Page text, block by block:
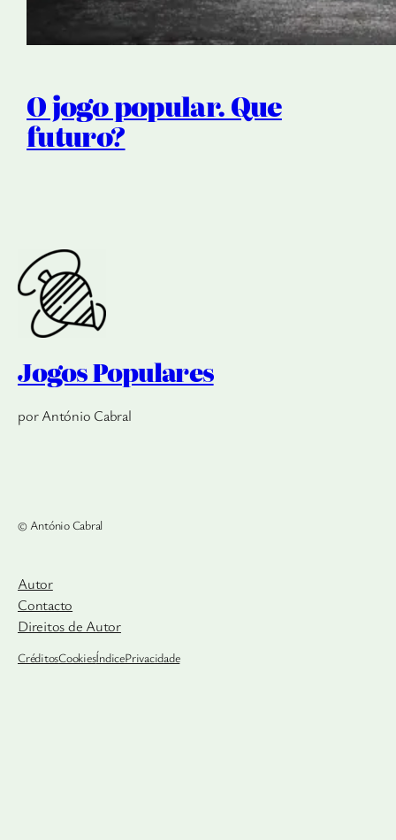
O jogo popular. Que
futuro?
Jogos Populares
por António Cabral
© António Cabral
Autor
Contacto
Direitos de Autor
CréditosCookiesÍndicePrivacidade